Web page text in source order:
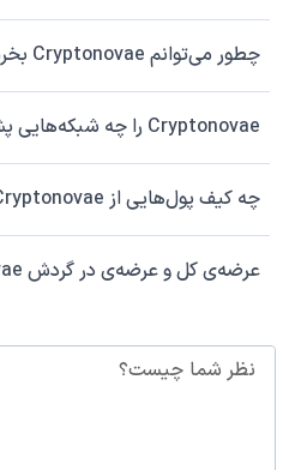
چطور می‌توانم Cryptonovae بخرم یا بفروشم؟
Cryptonovae را چه شبکه‌هایی پشتیبانی می‌کند؟
چه کیف پول‌هایی از Cryptonovae پشتیبانی می‌کنند؟
عرضه‌ی کل و عرضه‌ی در گردش Cryptonovae چقدر است؟
نظر شما چیست؟